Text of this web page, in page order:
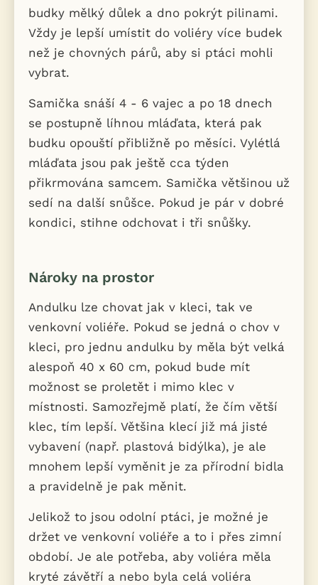
budky mělký důlek a dno pokrýt pilinami.
Vždy je lepší umístit do voliéry více budek
než je chovných párů, aby si ptáci mohli
vybrat.
Samička snáší 4 - 6 vajec a po 18 dnech
se postupně líhnou mláďata, která pak
budku opouští přibližně po měsíci. Vylétlá
mláďata jsou pak ještě cca týden
přikrmována samcem. Samička většinou už
sedí na další snůšce. Pokud je pár v dobré
kondici, stihne odchovat i tři snůšky.
Nároky na prostor
Andulku lze chovat jak v kleci, tak ve
venkovní voliéře. Pokud se jedná o chov v
kleci, pro jednu andulku by měla být velká
alespoň 40 x 60 cm, pokud bude mít
možnost se proletět i mimo klec v
místnosti. Samozřejmě platí, že čím větší
klec, tím lepší. Většina klecí již má jisté
vybavení (např. plastová bidýlka), je ale
mnohem lepší vyměnit je za přírodní bidla
a pravidelně je pak měnit.
Jelikož to jsou odolní ptáci, je možné je
držet ve venkovní voliéře a to i přes zimní
období. Je ale potřeba, aby voliéra měla
kryté závětří a nebo byla celá voliéra